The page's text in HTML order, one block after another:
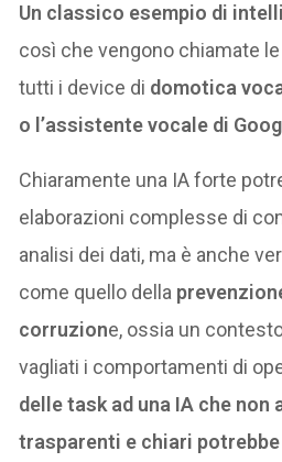
Un classico esempio di
così che vengono chiamate
tutti i device di domotica
o l’assistente vocale di
Chiaramente una IA forte
elaborazioni complesse di
analisi dei dati, ma è anche
come quello della
corruzione, ossia un
vagliati i comportamenti di
delle task ad una IA che non
trasparenti e chiari